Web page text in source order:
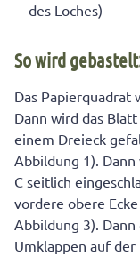
des Loches)
So wird
Das Papierquadrat
Dann wird das
einem Dreieck
Abbildung 1).
C seitlich
vordere obere
Abbildung 3).
Umklappen auf